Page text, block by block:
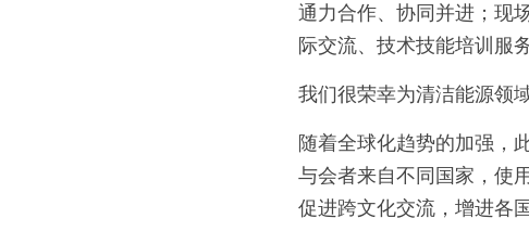
通力合作、协同并进；现
际交流、技术技能培训服
我们很荣幸为清洁能源领
随着全球化趋势的加强，
与会者来自不同国家，使
促进跨文化交流，增进各